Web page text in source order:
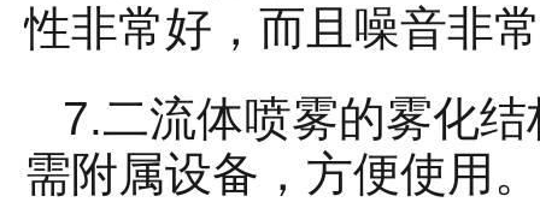
性非常好，而且噪音非
7.二流体喷雾的雾化
需附属设备，方便使用。